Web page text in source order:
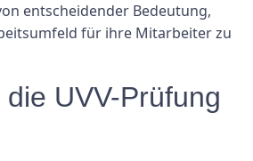
entscheidender Bedeutung,
für ihre Mitarbeiter zu
UVV-Prüfung